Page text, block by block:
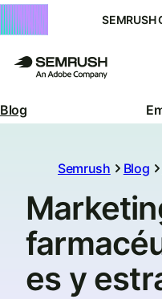
SEMRUSH
Blog
Semrush Blog
es y